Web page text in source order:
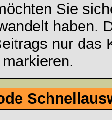
Sie
haben.
nur das